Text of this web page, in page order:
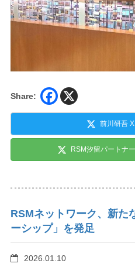
Share:
前川研吾 X
RSM汐留パートナ
RSMネットワーク、新た
ーシップ」を発足
2026.01.10